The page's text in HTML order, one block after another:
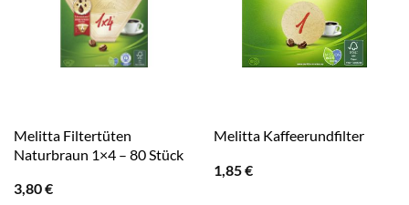
Melitta Filtertüten
Naturbraun 1×4 – 80 Stück
3,80€
Melitta Kaffeerundfilter
1,85€